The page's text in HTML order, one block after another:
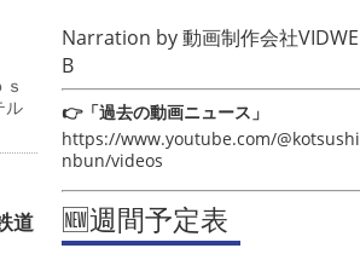
ル
道
Narration by動画制作会社VIDWE
B
👉「過去の動画ニュース」
https://www.youtube.com/@kotsushi
nbun/videos
🆕週間予定表